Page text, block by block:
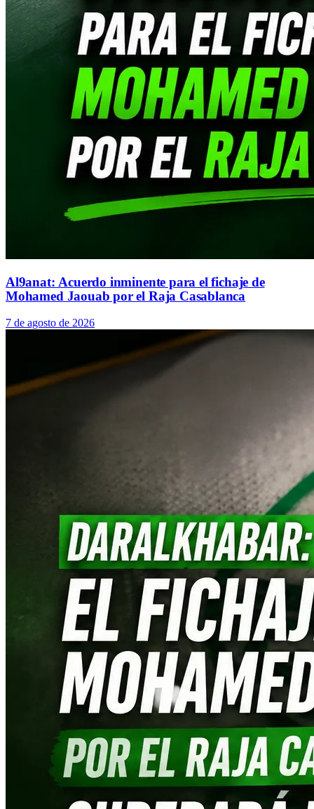
Al9anat: Acuerdo inminente para el fichaje de
Mohamed Jaouab por el Raja Casablanca
7 de agosto de 2026